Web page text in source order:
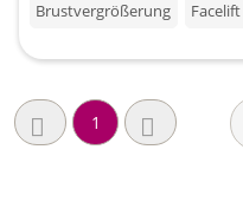
Brustvergrößerung
Facelift
1